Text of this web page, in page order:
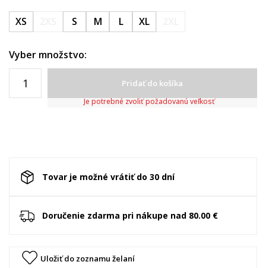
XS S M L XL
Vyber množstvo:
Pridať do košíka
Je potrebné zvoliť požadovanú veľkosť
Tovar je možné vrátiť do 30 dní
Doručenie zdarma pri nákupe nad 80.00 €
Uložiť do zoznamu želaní